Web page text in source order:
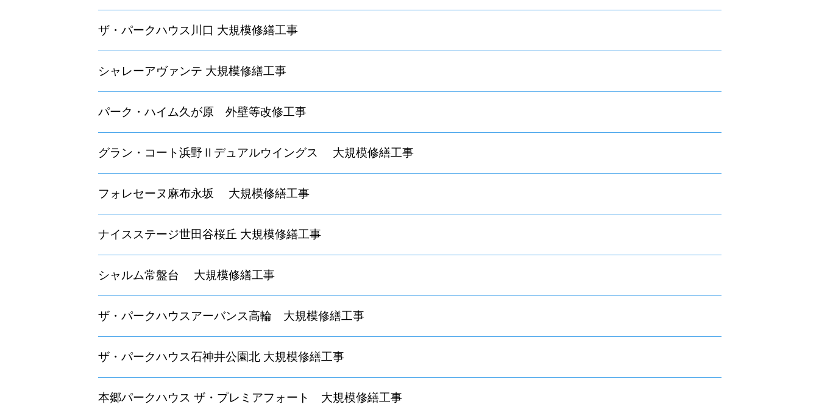
ザ・パークハウス川口 大規模修繕工事
シャレーアヴァンテ 大規模修繕工事
パーク・ハイム久が原 外壁等改修工事
グラン・コート浜野Ⅱデュアルウイングス 大規模修繕工事
フォレセーヌ麻布永坂 大規模修繕工事
ナイスステージ世田谷桜丘 大規模修繕工事
シャルム常盤台 大規模修繕工事
ザ・パークハウスアーバンス高輪 大規模修繕工事
ザ・パークハウス石神井公園北 大規模修繕工事
本郷パークハウス ザ・プレミアフォート 大規模修繕工事